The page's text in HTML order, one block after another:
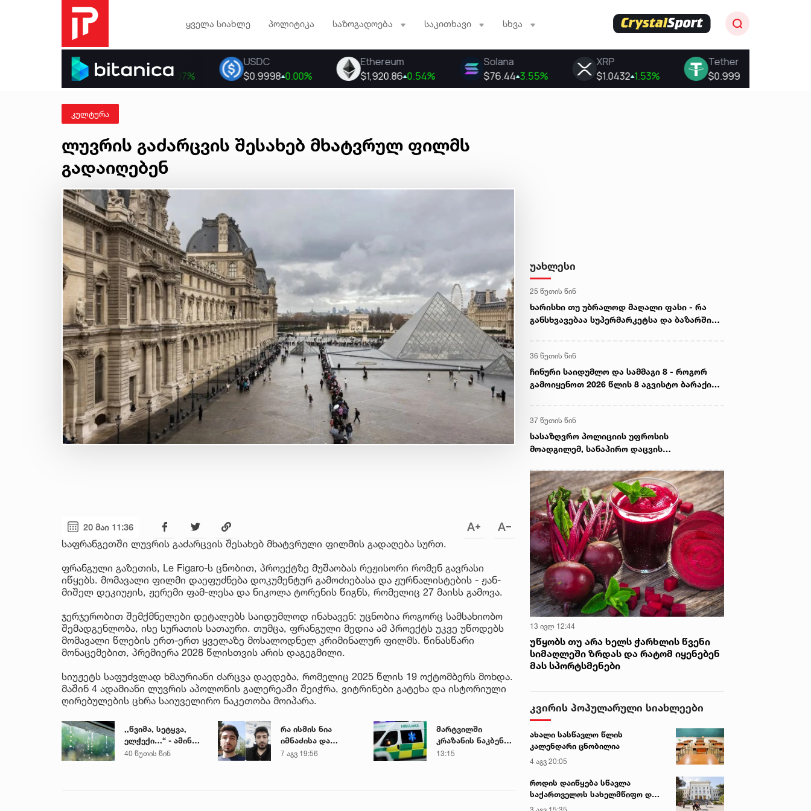
ყველა სიახლე პოლიტიკა საზოგადოება საკითხავი სხვა
კულტურა
ლუვრის გაძარცვის შესახებ მხატვრულ ფილმს
გადაიღებენ
20 მაი 11:36
საფრანგეთში ლუვრის გაძარცვის შესახებ მხატვრული ფილმის გადაღება სურთ.
ფრანგული გაზეთის, Le Figaro-ს ცნობით, პროექტზე მუშაობას რეჟისორი რომენ გავრასი
იწყებს. მომავალი ფილმი დაეფუძნება დოკუმენტურ გამოძიებასა და ჟურნალისტების - ჟან-
მიშელ დეკიუჟის, ჟერემი ფამ-ლესა და ნიკოლა ტორენის წიგნს, რომელიც 27 მაისს გამოვა.
ჯერჯერობით შემქმნელები დეტალებს საიდუმლოდ ინახავენ: უცნობია როგორც სამსახიობო
შემადგენლობა, ისე სურათის სათაური. თუმცა, ფრანგული მედია ამ პროექტს უკვე უწოდებს
მომავალი წლების ერთ-ერთ ყველაზე მოსალოდნელ კრიმინალურ ფილმს. წინასწარი
მონაცემებით, პრემიერა 2028 წლისთვის არის დაგეგმილი.
სიუჟეტს საფუძვლად ხმაურიანი ძარცვა დაედება, რომელიც 2025 წლის 19 ოქტომბერს მოხდა.
მაშინ 4 ადამიანი ლუვრის აპოლონის გალერეაში შეიჭრა, ვიტრინები გატეხა და ისტორიული
ღირებულების ცხრა საიუველირო ნაკეთობა მოიპარა.
,,წვიმა, სეტყვა,
ელჭექი…“ - ამინდი
უარესდება
40 წუთის წინ
რა ისმის ნია
იმნაძისა და
მამამისის ფარული
7 აგვ 19:56
მარტვილში
კრაზანის ნაკბენით
მძიმე
13:15
უახლესი
25 წუთის წინ
ხარისხი თუ უბრალოდ მაღალი ფასი - რა
განსხვავებაა სუპერმარკეტსა და ბაზარში
36 წუთის წინ
ჩინური საიდუმლო და სამმაგი 8 - როგორ
გამოიყენოთ 2026 წლის 8 აგვისტო ბარაქისა
37 წუთის წინ
სასაზღვრო პოლიციის უფროსის
მოადგილემ, სანაპირო დაცვის
დეპარტამენტის თანამშრომლებთან ერთად
სანაპირო დაცვის ფოთის ბაზაზე 2008 წლის
აგვისტოს ომში დაღუპული მეზღვაურების
ხსოვნას პატივი მიაგო
13 ივლ 12:44
უწყობს თუ არა ხელს ჭარხლის წვენი
სიმაღლეში ზრდას და რატომ იყენებენ
მას სპორტსმენები
კვირის პოპულარული სიახლეები
ახალი სასწავლო წლის
კალენდარი ცნობილია
4 აგვ 20:05
როდის დაიწყება სწავლა
საქართველოს სახელმწიფო და
კერძო უნივერსიტეტებში